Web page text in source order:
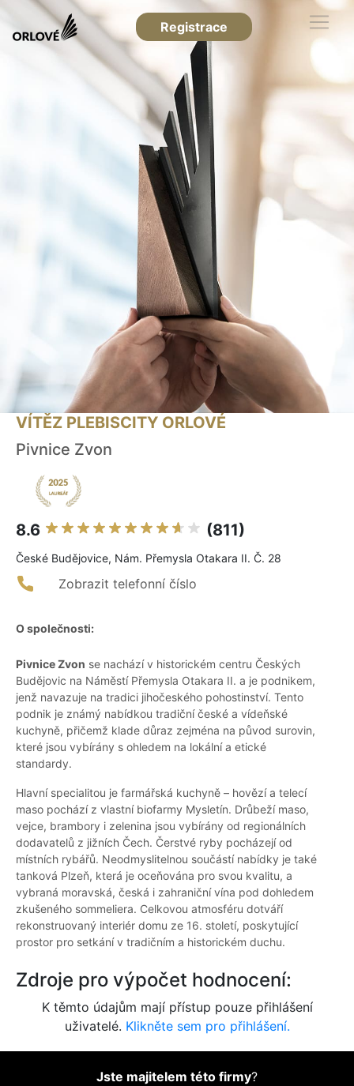
Registrace
VÍTĚZ PLEBISCITY ORLOVÉ
Pivnice Zvon
8.6 (811)
České Budějovice, Nám. Přemysla Otakara II. Č. 28
Zobrazit telefonní číslo
O společnosti:
Pivnice Zvon se nachází v historickém centru Českých
Budějovic na Náměstí Přemysla Otakara II. a je podnikem,
jenž navazuje na tradici jihočeského pohostinství. Tento
podnik je známý nabídkou tradiční české a vídeňské
kuchyně, přičemž klade důraz zejména na původ surovin,
které jsou vybírány s ohledem na lokální a etické
standardy.
Hlavní specialitou je farmářská kuchyně – hovězí a telecí
maso pochází z vlastní biofarmy Mysletín. Drůbeží maso,
vejce, brambory i zelenina jsou vybírány od regionálních
dodavatelů z jižních Čech. Čerstvé ryby pocházejí od
místních rybářů. Neodmyslitelnou součástí nabídky je také
tanková Plzeň, která je oceňována pro svou kvalitu, a
vybraná moravská, česká i zahraniční vína pod dohledem
zkušeného sommeliera. Celkovou atmosféru dotváří
rekonstruovaný interiér domu ze 16. století, poskytující
prostor pro setkání v tradičním a historickém duchu.
Zdroje pro výpočet hodnocení:
K těmto údajům mají přístup pouze přihlášení
uživatelé. Klikněte sem pro přihlášení.
Jste majitelem této firmy?